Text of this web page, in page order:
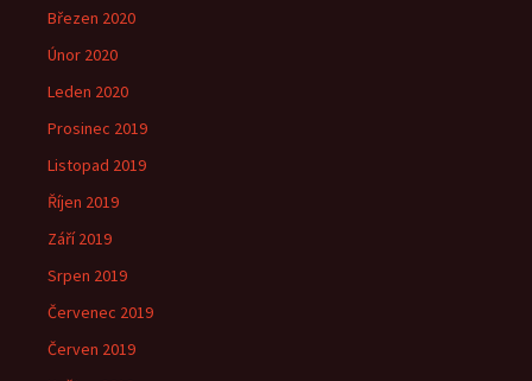
Březen 2020
Únor 2020
Leden 2020
Prosinec 2019
Listopad 2019
Říjen 2019
Září 2019
Srpen 2019
Červenec 2019
Červen 2019